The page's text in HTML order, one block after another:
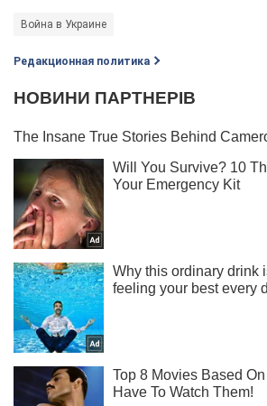
Война в Украине
Редакционная политика